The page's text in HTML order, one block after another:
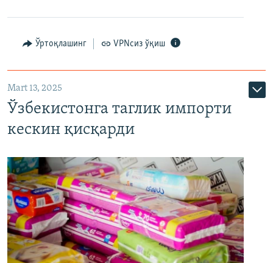
Ўртоқлашинг VPNсиз ўқиш
Mart 13, 2025
Ўзбекистонга таглик импорти
кескин қисқарди